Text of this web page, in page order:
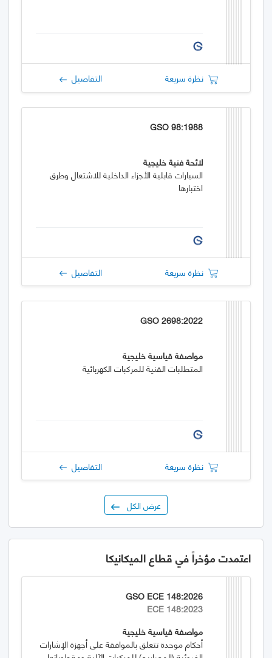
نظرة سريعة التفاصيل
GSO 98:1988
لائحة فنية خليجية
السيارات قابلية الأجزاء الداخلية للاشتعال وطرق
اختبارها
نظرة سريعة التفاصيل
GSO 2698:2022
مواصفة قياسية خليجية
المتطلبات الفنية للمركبات الكهربائية
نظرة سريعة التفاصيل
عرض الكل
اعتمدت مؤخراً في قطاع الميكانيكا
GSO ECE 148:2026
ECE 148:2023
مواصفة قياسية خليجية
أحكام موحدة تتعلق بالموافقة على أجهزة الإشارات